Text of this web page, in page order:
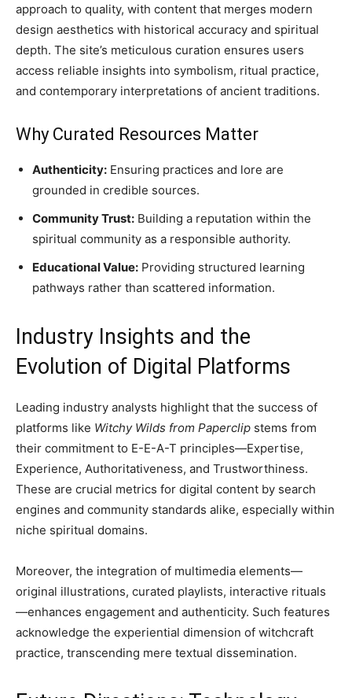
approach to quality, with content that merges modern
design aesthetics with historical accuracy and spiritual
depth. The site’s meticulous curation ensures users
access reliable insights into symbolism, ritual practice,
and contemporary interpretations of ancient traditions.
Why Curated Resources Matter
Authenticity: Ensuring practices and lore are
grounded in credible sources.
Community Trust: Building a reputation within the
spiritual community as a responsible authority.
Educational Value: Providing structured learning
pathways rather than scattered information.
Industry Insights and the
Evolution of Digital Platforms
Leading industry analysts highlight that the success of
platforms like Witchy Wilds from Paperclip stems from
their commitment to E-E-A-T principles—Expertise,
Experience, Authoritativeness, and Trustworthiness.
These are crucial metrics for digital content by search
engines and community standards alike, especially within
niche spiritual domains.
Moreover, the integration of multimedia elements—
original illustrations, curated playlists, interactive rituals
—enhances engagement and authenticity. Such features
acknowledge the experiential dimension of witchcraft
practice, transcending mere textual dissemination.